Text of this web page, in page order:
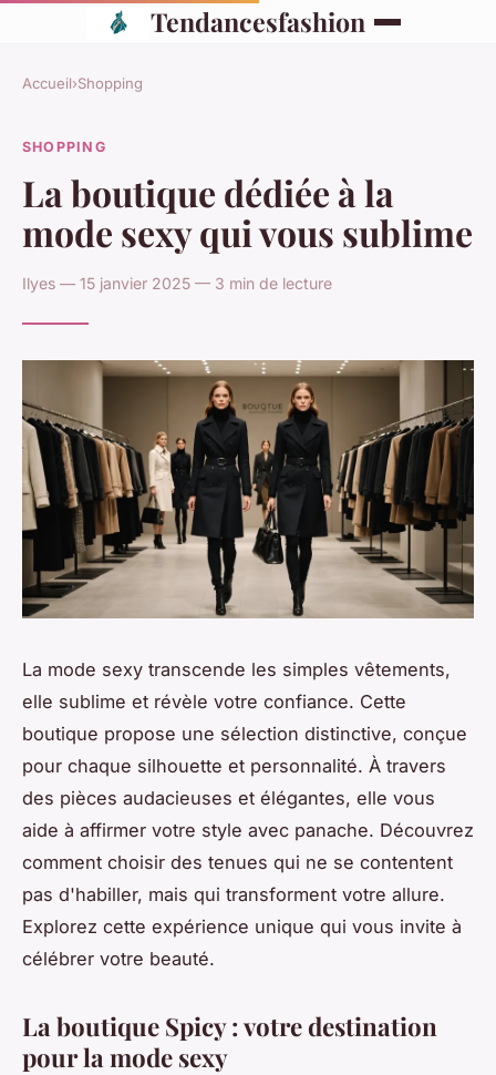
Tendancesfashion
Accueil›Shopping
SHOPPING
La boutique dédiée à la
mode sexy qui vous sublime
Ilyes — 15 janvier 2025 — 3 min de lecture
La mode sexy transcende les simples vêtements,
elle sublime et révèle votre confiance. Cette
boutique propose une sélection distinctive, conçue
pour chaque silhouette et personnalité. À travers
des pièces audacieuses et élégantes, elle vous
aide à affirmer votre style avec panache. Découvrez
comment choisir des tenues qui ne se contentent
pas d'habiller, mais qui transforment votre allure.
Explorez cette expérience unique qui vous invite à
célébrer votre beauté.
La boutique Spicy : votre destination
pour la mode sexy